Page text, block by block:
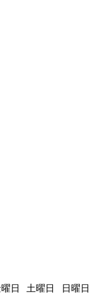
日 土曜日 日曜日